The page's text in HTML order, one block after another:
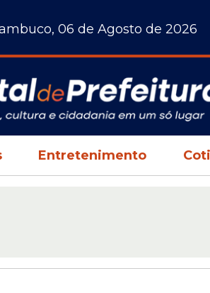
06 de Agosto de 2026
Entretenimento